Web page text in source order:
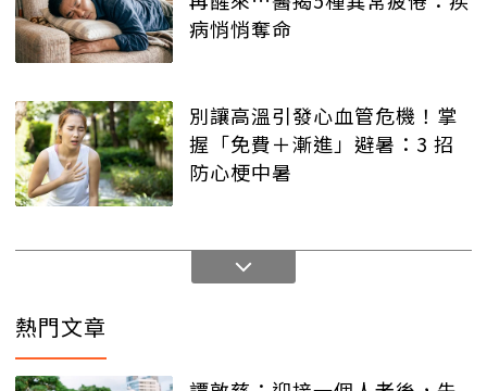
病悄悄奪命
別讓高溫引發心血管危機！掌
握「免費＋漸進」避暑：3 招
防心梗中暑
熱門文章